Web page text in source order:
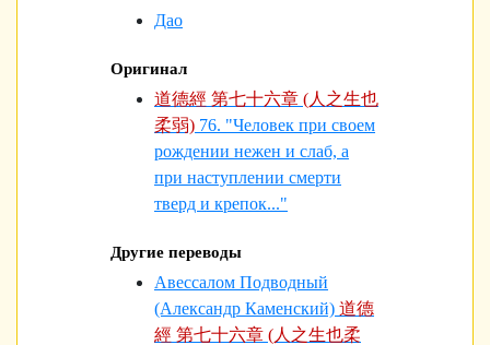
Дао
Оригинал
道德經 第七十六章 (人之生也
柔弱) 76. "Человек при своем
рождении нежен и слаб, а
при наступлении смерти
тверд и кре­пок..."
Другие переводы
Авессалом Подводный
(Александр Каменский) 道德
經 第七十六章 (人之生也柔